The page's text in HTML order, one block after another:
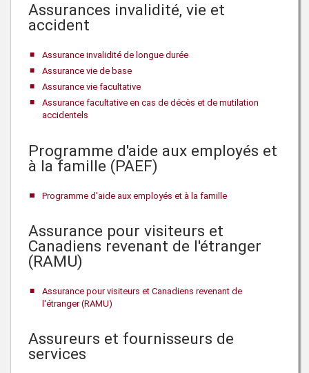
Assurances invalidité, vie et
accident
Assurance invalidité de longue durée
Assurance vie de base
Assurance vie facultative
Assurance facultative en cas de décès et de mutilation
accidentels
Programme d'aide aux employés et
à la famille (PAEF)
Programme d'aide aux employés et à la famille
Assurance pour visiteurs et
Canadiens revenant de l'étranger
(RAMU)
Assurance pour visiteurs et Canadiens revenant de
l'étranger (RAMU)
Assureurs et fournisseurs de
services